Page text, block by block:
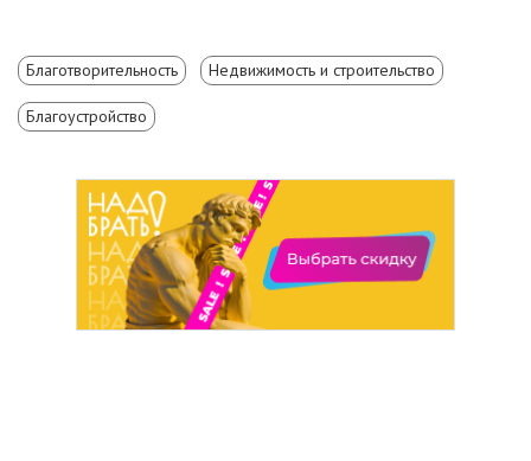
Благотворительность Недвижимость и строительство
Благоустройство